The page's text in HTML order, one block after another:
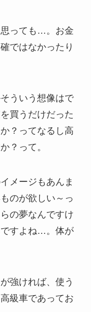
っても…。お金
ではなかったり
ういう想像はで
買うだけだった
？ってなるし高
？って。
メージもあんま
のが欲しい～っ
の夢なんですけ
ですよね…。体が
強ければ、使う
級車であってお